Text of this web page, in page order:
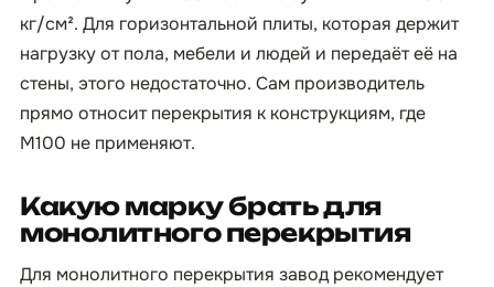
кг/см². Для горизонтальной плиты, которая держит
нагрузку от пола, мебели и людей и передаёт её на
стены, этого недостаточно. Сам производитель
прямо относит перекрытия к конструкциям, где
М100 не применяют.
Какую марку брать для
монолитного перекрытия
Для монолитного перекрытия завод рекомендует